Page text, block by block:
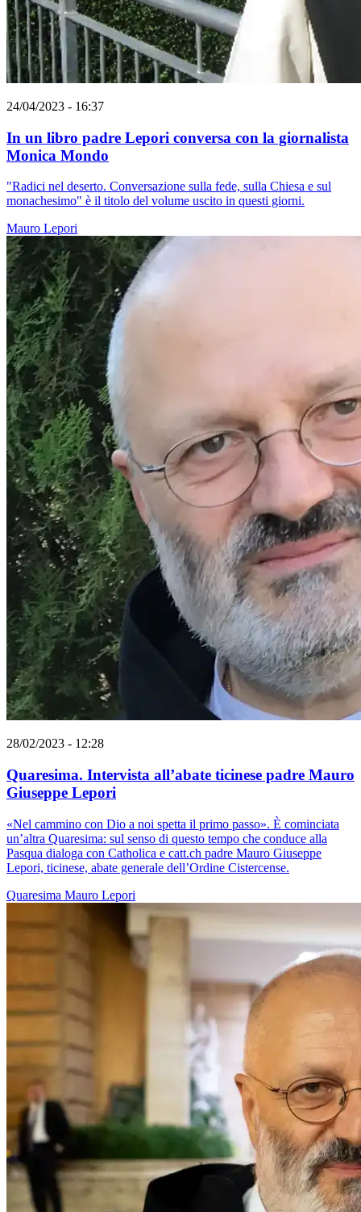
24/04/2023 - 16:37
In un libro padre Lepori conversa con la giornalista
Monica Mondo
"Radici nel deserto. Conversazione sulla fede, sulla Chiesa e sul
monachesimo" è il titolo del volume uscito in questi giorni.
Mauro Lepori
28/02/2023 - 12:28
Quaresima. Intervista all’abate ticinese padre Mauro
Giuseppe Lepori
«Nel cammino con Dio a noi spetta il primo passo». È cominciata
un’altra Quaresima: sul senso di questo tempo che conduce alla
Pasqua dialoga con Catholica e catt.ch padre Mauro Giuseppe
Lepori, ticinese, abate generale dell’Ordine Cistercense.
Quaresima Mauro Lepori